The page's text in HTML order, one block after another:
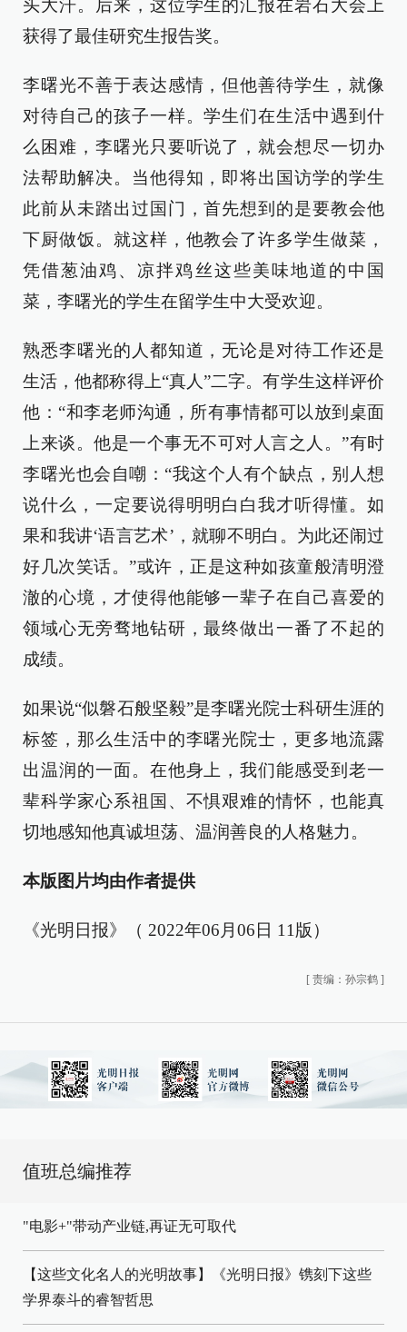
头大汗。后来，这位学生的汇报在岩石大会上
获得了最佳研究生报告奖。
李曙光不善于表达感情，但他善待学生，就像
对待自己的孩子一样。学生们在生活中遇到什
么困难，李曙光只要听说了，就会想尽一切办
法帮助解决。当他得知，即将出国访学的学生
此前从未踏出过国门，首先想到的是要教会他
下厨做饭。就这样，他教会了许多学生做菜，
凭借葱油鸡、凉拌鸡丝这些美味地道的中国
菜，李曙光的学生在留学生中大受欢迎。
熟悉李曙光的人都知道，无论是对待工作还是
生活，他都称得上“真人”二字。有学生这样评价
他：“和李老师沟通，所有事情都可以放到桌面
上来谈。他是一个事无不可对人言之人。”有时
李曙光也会自嘲：“我这个人有个缺点，别人想
说什么，一定要说得明明白白我才听得懂。如
果和我讲‘语言艺术’，就聊不明白。为此还闹过
好几次笑话。”或许，正是这种如孩童般清明澄
澈的心境，才使得他能够一辈子在自己喜爱的
领域心无旁骛地钻研，最终做出一番了不起的
成绩。
如果说“似磐石般坚毅”是李曙光院士科研生涯的
标签，那么生活中的李曙光院士，更多地流露
出温润的一面。在他身上，我们能感受到老一
辈科学家心系祖国、不惧艰难的情怀，也能真
切地感知他真诚坦荡、温润善良的人格魅力。
本版图片均由作者提供
《光明日报》（ 2022年06月06日 11版）
[ 责编：孙宗鹤 ]
值班总编推荐
"电影+"带动产业链,再证无可取代
【这些文化名人的光明故事】《光明日报》镌刻下这些
学界泰斗的睿智哲思